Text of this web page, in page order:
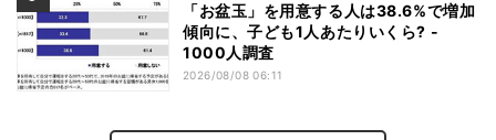
「お盆玉」を用意する人は38.6%で増加
傾向に、子ども1人あたりいくら? -
1000人調査
2026/08/08 06:11